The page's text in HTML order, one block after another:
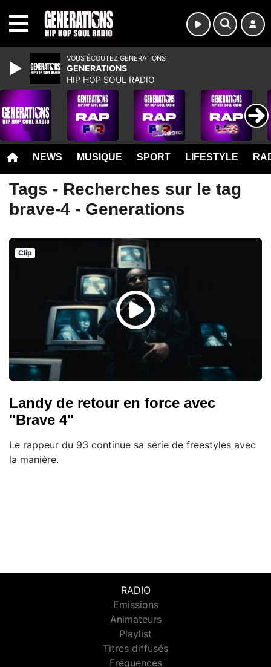
NEWS MUSIQUE SPORT LIFESTYLE
Tags - Recherches sur le tag
brave-4 - Generations
Clip
Landy de retour en force avec
"Brave 4"
Le rappeur du 93 continue sa série de freestyles avec
la manière.
RADIO
Emissions
Animateurs
Playlist
Titres diffusés
Fréquences
VOUS ÉCOUTEZ GENERATIONS
GENERATIONS
HIP HOP SOUL RADIO